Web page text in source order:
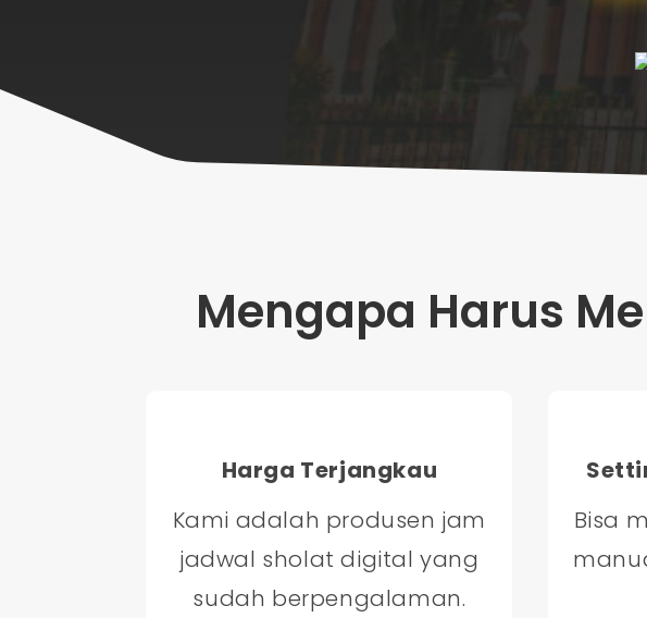
Mengapa Harus
Harga Terjangkau
Kami adalah produsen jam
jadwal sholat digital yang
sudah berpengalaman.
Bisa